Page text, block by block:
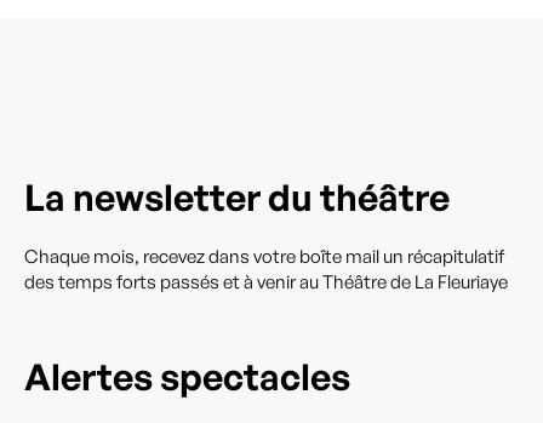
La newsletter du théâtre
Chaque mois, recevez dans votre boîte mail un récapitulatif
des temps forts passés et à venir au Théâtre de La Fleuriaye
Alertes spectacles